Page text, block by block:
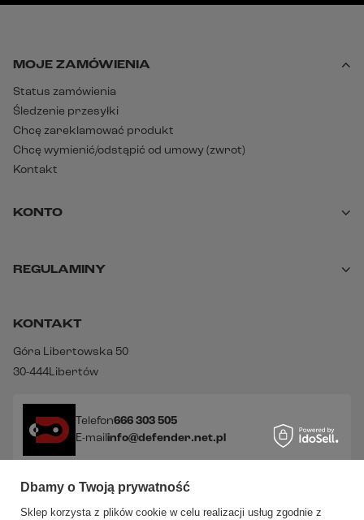
MOJE ZAMÓWIENIA
Status zamówienia
Śledzenie przesyłki
Chcę zareklamować produkt
Chcę wymienić/odstąpić od umowy (zwrot)
Kontakt
KONTO
REGULAMINY
KONTAKT
Góra Libertowska 50
30-444Libertów
Telefon666 303 505
E-mailinfo@defender.net.pl
Dbamy o Twoją prywatność
Sklep korzysta z plików cookie w celu realizacji usług zgodnie z